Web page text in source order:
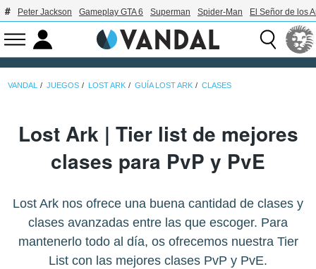
Peter Jackson Gameplay GTA 6 Superman Spider-Man El Señor de los
VANDAL JUEGOS LOST ARK GUÍA LOST ARK CLASES
Lost Ark | Tier list de mejores
clases para PvP y PvE
Lost Ark nos ofrece una buena cantidad de clases y
clases avanzadas entre las que escoger. Para
mantenerlo todo al día, os ofrecemos nuestra Tier
List con las mejores clases PvP y PvE.